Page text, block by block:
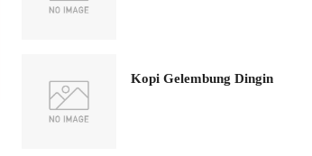
Kopi Gelembung Dingin